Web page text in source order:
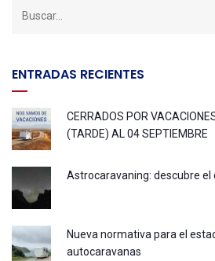
ENTRADAS RECIENTES
CERRADOS POR
(TARDE) AL 04 SEPTIEMBRE
Astrocaravaning: descubre el
Nueva normativa para el
autocaravanas